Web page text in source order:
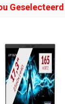
Geselecteerd